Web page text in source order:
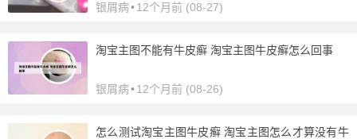
银屑病•12个月前 (08-27)
淘宝主图不能有牛皮癣 淘宝主图牛皮癣怎么回事
银屑病•12个月前 (08-26)
怎么测试淘宝主图牛皮癣 淘宝主图怎么才算没有牛